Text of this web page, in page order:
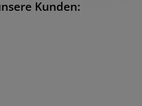
Kunden: